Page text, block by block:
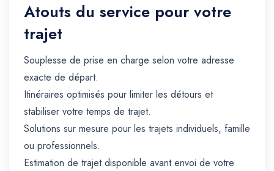
Atouts du service pour votre
trajet
Souplesse de prise en charge selon votre adresse
exacte de départ.
Itinéraires optimisés pour limiter les détours et
stabiliser votre temps de trajet.
Solutions sur mesure pour les trajets individuels, famille
ou professionnels.
Estimation de trajet disponible avant envoi de votre